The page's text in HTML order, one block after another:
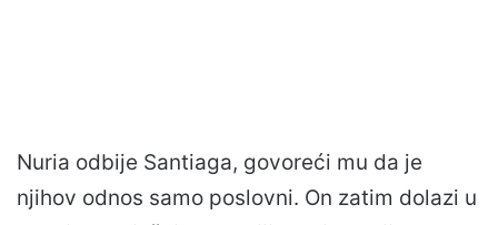
Nuria odbije Santiaga, govoreći mu da je
njihov odnos samo poslovni. On zatim dolazi u